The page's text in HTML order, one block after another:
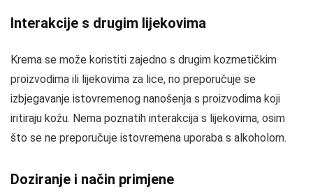
Interakcije s drugim lijekovima
Krema se može koristiti zajedno s drugim kozmetičkim
proizvodima ili lijekovima za lice, no preporučuje se
izbjegavanje istovremenog nanošenja s proizvodima koji
iritiraju kožu. Nema poznatih interakcija s lijekovima, osim
što se ne preporučuje istovremena uporaba s alkoholom.
Doziranje i način primjene